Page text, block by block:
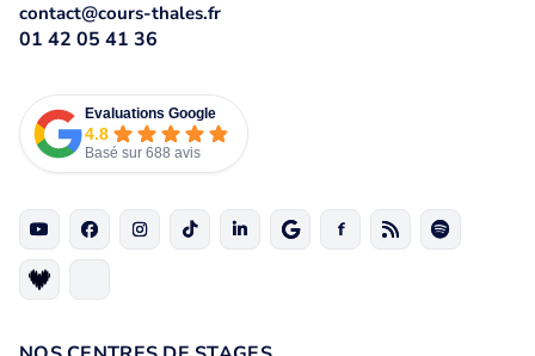
contact@cours-thales.fr
01 42 05 41 36
Evaluations Google
4.8
Basé sur 688 avis